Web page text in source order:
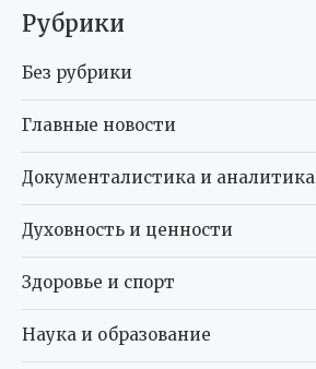
Рубрики
Без рубрики
Главные новости
Документалистика и аналитика
Духовность и ценности
Здоровье и спорт
Наука и образование